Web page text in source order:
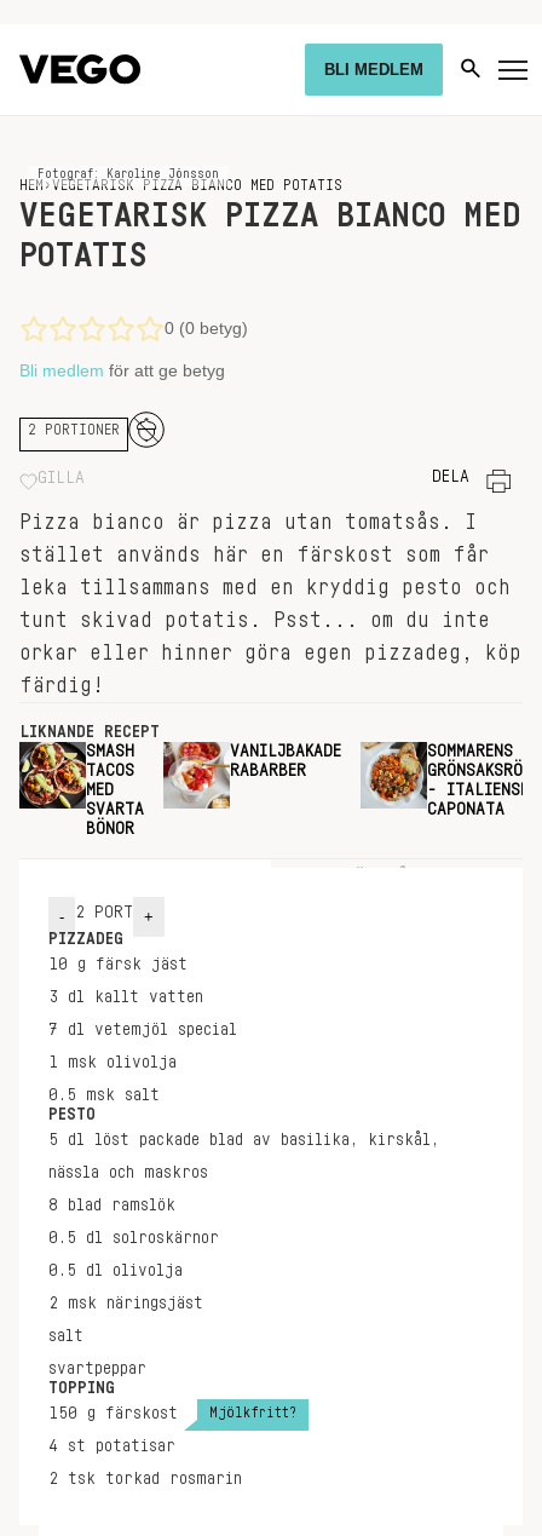
BLI MEDLEM
HEM ›VEGETARISK PIZZA BIANCO MED POTATIS
Fotograf: Karoline Jönsson
VEGETARISK PIZZA BIANCO MED
POTATIS
0 (0 betyg)
Bli medlem för att ge betyg
2 PORTIONER
GILLA DELA
Pizza bianco är pizza utan tomatsås. I
stället används här en färskost som får
leka tillsammans med en kryddig pesto och
tunt skivad potatis. Psst... om du inte
orkar eller hinner göra egen pizzadeg, köp
färdig!
LIKNANDE RECEPT
SMASH
TACOS
MED
SVARTA
BÖNOR
VANILJBAKADE
RABARBER
SOMMARENS
GRÖNSAKSRÖRA
- ITALIENSK
CAPONATA
- 2 PORT +
PIZZADEG
10 g
färsk jäst
3 dl
kallt vatten
7 dl
vetemjöl special
1 msk
olivolja
0.5 msk
salt
PESTO
5 dl
löst packade blad av basilika, kirskål,
nässla och maskros
8
blad
ramslök
0.5 dl
solroskärnor
0.5 dl
olivolja
2 msk
näringsjäst
salt
svartpeppar
TOPPING
150 g färskost Mjölkfritt?
4 st
potatisar
2 tsk torkad rosmarin